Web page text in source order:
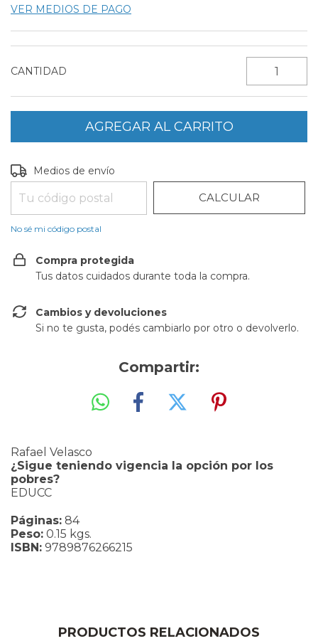
VER MEDIOS DE PAGO
CANTIDAD
Entregas para el CP:
Medios de envío
CALCULAR
No sé mi código postal
Compra protegida
Tus datos cuidados durante toda la compra.
Cambios y devoluciones
Si no te gusta, podés cambiarlo por otro o devolverlo.
Compartir:
Rafael Velasco
¿Sigue teniendo vigencia la opción por los
pobres?
EDUCC
Páginas: 84
Peso: 0.15 kgs.
ISBN: 9789876266215
PRODUCTOS RELACIONADOS